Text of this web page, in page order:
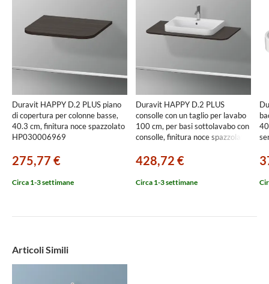
Duravit HAPPY D.2 PLUS piano
di copertura per colonne basse,
40.3 cm, finitura noce spazzolato
HP030006969
275,77 €
Circa 1-3 settimane
Duravit HAPPY D.2 PLUS
consolle con un taglio per lavabo
100 cm, per basi sottolavabo con
consolle, finitura noce spazzolato
428,72 €
Circa 1-3 settimane
Articoli Simili